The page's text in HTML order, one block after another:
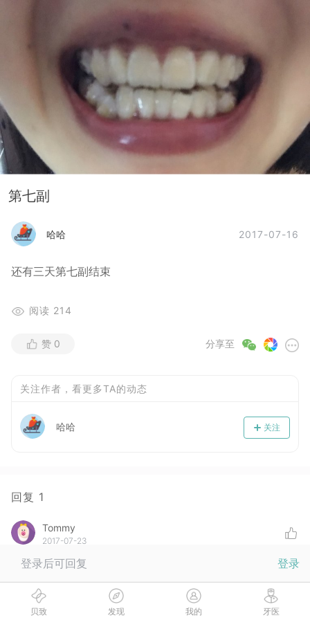
第七副
哈哈 2017-07-16
还有三天第七副结束
阅读 214
分享至
赞 0
关注作者，看更多TA的动态
关注
哈哈
回复 1
Tommy
2017-07-23
楼主一共多少副
: 20多吧
登录后可回复 登录
贝致 发现 我的 牙医